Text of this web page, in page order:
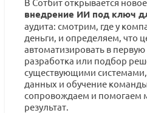
внедрение ИИ под ключ
аудита: смотрим, где у
деньги, и определяем, что
автоматизировать в
разработка или подбор
существующими
данных и обучение
сопровождаем и помогаем
результат.